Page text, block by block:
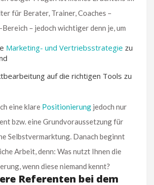
für Berater, Trainer, Coaches –
– jedoch wichtiger denn je, um
Marketing- und Vertriebsstrategie zu
auf die richtigen Tools zu
eine klare Positionierung jedoch nur
bzw. eine Grundvoraussetzung für
Selbstvermarktung. Danach beginnt
Arbeit, denn: Was nutzt Ihnen die
wenn diese niemand kennt?
Referenten bei dem